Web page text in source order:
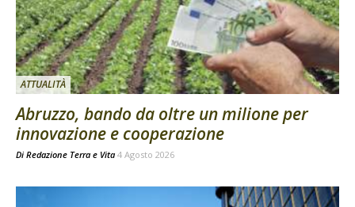
ATTUALITÀ
Abruzzo, bando da oltre un milione per
innovazione e cooperazione
Di Redazione Terra e Vita 4 Agosto 2026